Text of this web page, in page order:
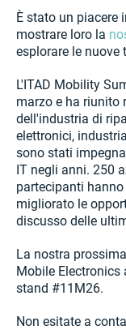
È stato un piacere
mostrare loro la
esplorare le nuove
L'ITAD Mobility
marzo e ha riunito
dell'industria di
elettronici,
sono stati
IT negli anni. 250
partecipanti
migliorato le
discusso delle
La nostra
Mobile Electronics
stand #11M26.
Non esitate a